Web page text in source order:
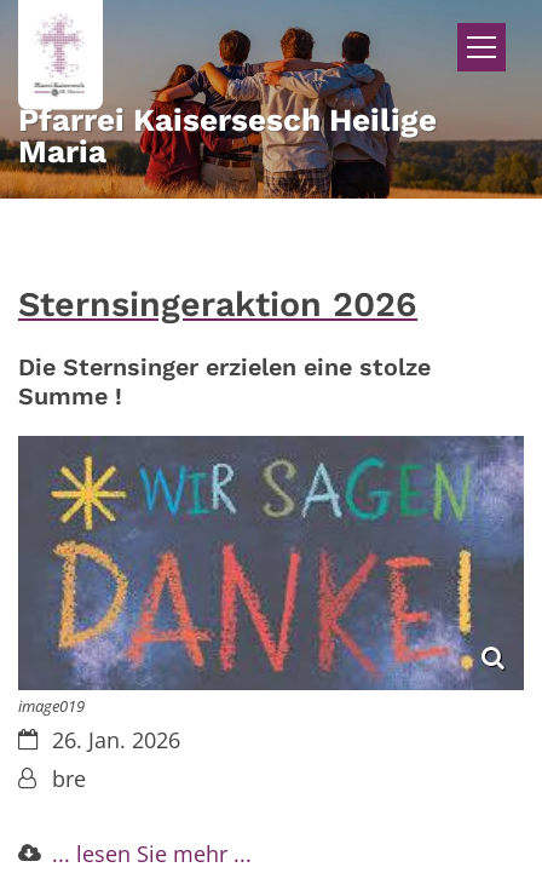
Zum Inhalt springen
Pfarrei Kaisersesch Heilige
Maria
Sternsingeraktion 2026
Die Sternsinger erzielen eine stolze
Summe !
image019
Datum:26. Jan. 2026
Von:bre
... lesen Sie mehr ...